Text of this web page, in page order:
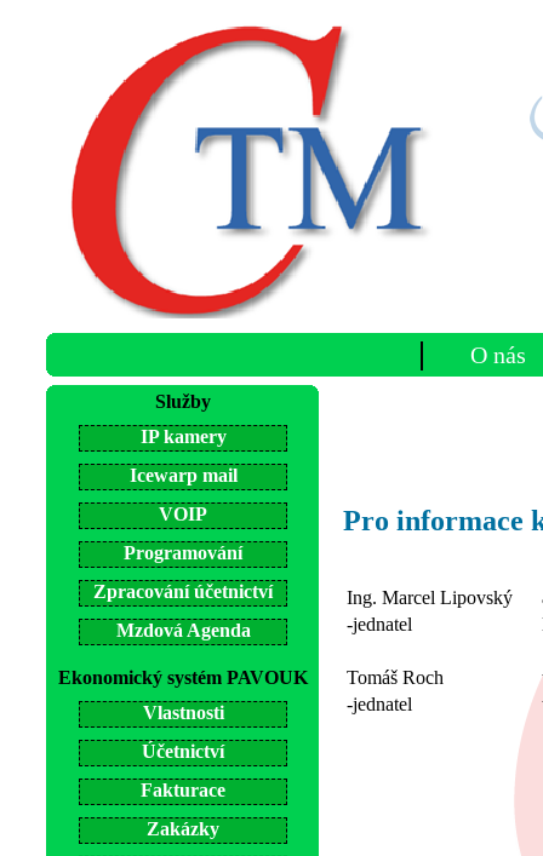
O nás
Služby
IP kamery
Icewarp mail
VOIP
Programování
Zpracování účetnictví
Mzdová Agenda
Ekonomický systém PAVOUK
Vlastnosti
Účetnictví
Fakturace
Zakázky
Pro informace
Ing. Marcel Lipovský
-jednatel
Tomáš Roch
-jednatel